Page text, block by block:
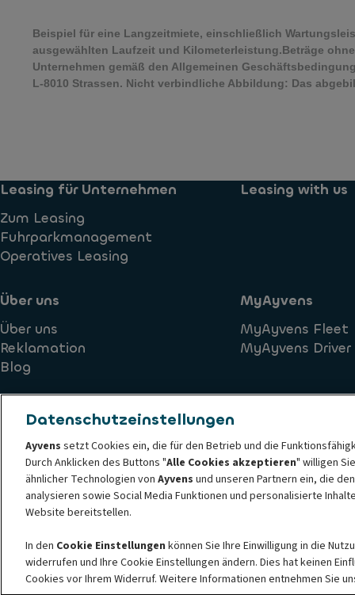
Beispiel für eine Langzeitmiete, einschließlich
ausgewählten Laufzeit und Kilometerleistung.Beträge
Unternehmen gemäß den Allgemeinen
L-8010 Strassen. Nicht verbindliche Abbildung: Das
Leasing für Unternehmen
Zum Leasing
Fuhrparkmanagement
Operatives Leasing
Leasing with us
Über uns
Über uns
Reklamation
Blog
MyAyvens
MyAyvens Fleet
MyAyvens Driver
Ethik- und Verhaltensprinzipien der Ayvens Cookie-Richtlinie
Datenschutzerklärung der Ayvens
Societe Generale
© 2026 ALD Automotive I LeasePlan stellt Ayvens Group vor, seine
ist ein führender globaler Akteur für nachhaltige Mobilität, der Full-
Unternehmen, KMUs, Fachleuten und Privatpersonen anbietet. Mit der
um den Weg zu Netto-Null zu führen und die digitale Transformation der
großflächigen Annahme nachhaltiger Mobilität weiter zu gestalten.
Datenschutzeinstellungen
Ayvens setzt Cookies ein, die für den Betrieb und die
Durch Anklicken des Buttons "Alle Cookies akzeptieren" willigen
ähnlicher Technologien von Ayvens und unseren Partnern ein, die
analysieren sowie Social Media Funktionen und personalisierte
Website bereitstellen.
In den Cookie Einstellungen können Sie Ihre Einwilligung in die
widerrufen und Ihre Cookie Einstellungen ändern. Dies hat keinen
Cookies vor Ihrem Widerruf. Weitere Informationen entnehmen Sie